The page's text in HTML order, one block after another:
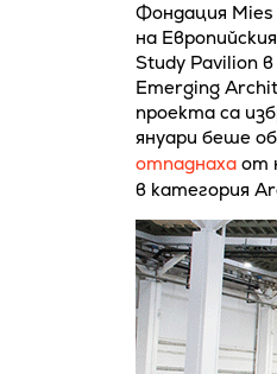
Фондация Mies
на
Study Pavilion
Emerging
проекта са
януари беше
отпаднахаот
в категория